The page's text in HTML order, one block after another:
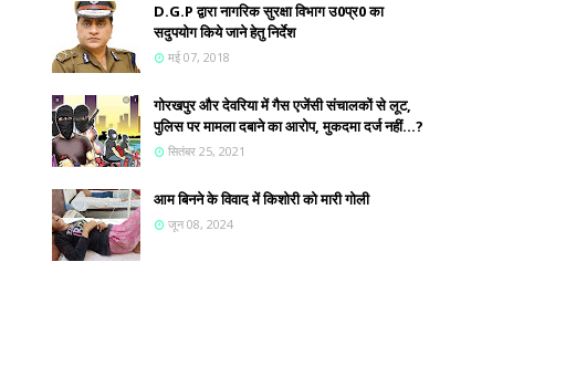
D.G.P द्वारा नागरिक सुरक्षा विभाग उ0प्र0 का
सदुपयोग किये जाने हेतु निर्देश
मई 07, 2018
गोरखपुर और देवरिया में गैस एजेंसी संचालकों से लूट,
पुलिस पर मामला दबाने का आरोप, मुकदमा दर्ज नहीं...?
सितंबर 25, 2021
आम बिनने के विवाद में किशोरी को मारी गोली
जून 08, 2024